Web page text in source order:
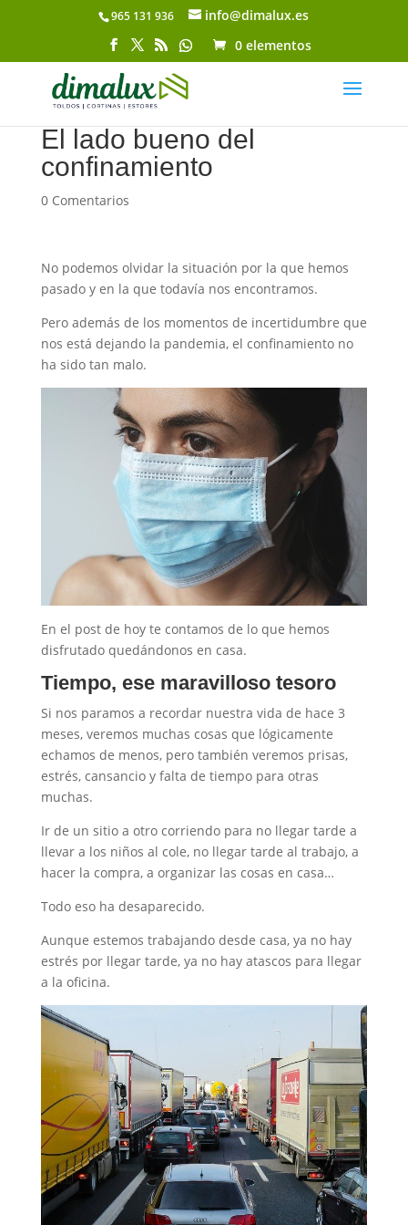
965 131 936
info@dimalux.es
0 elementos
El lado bueno del
confinamiento
0 Comentarios
No podemos olvidar la situación por la que hemos
pasado y en la que todavía nos encontramos.
Pero además de los momentos de incertidumbre que
nos está dejando la pandemia, el confinamiento no
ha sido tan malo.
En el post de hoy te contamos de lo que hemos
disfrutado quedándonos en casa.
Tiempo, ese maravilloso tesoro
Si nos paramos a recordar nuestra vida de hace 3
meses, veremos muchas cosas que lógicamente
echamos de menos, pero también veremos prisas,
estrés, cansancio y falta de tiempo para otras
muchas.
Ir de un sitio a otro corriendo para no llegar tarde a
llevar a los niños al cole, no llegar tarde al trabajo, a
hacer la compra, a organizar las cosas en casa…
Todo eso ha desaparecido.
Aunque estemos trabajando desde casa, ya no hay
estrés por llegar tarde, ya no hay atascos para llegar
a la oficina.
Abrir barra de herramientas